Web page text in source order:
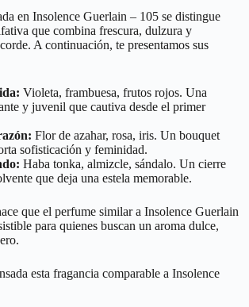
en Insolence Guerlain – 105 se distingue
que combina frescura, dulzura y
A continuación, te presentamos sus
Violeta, frambuesa, frutos rojos. Una
y juvenil que cautiva desde el primer
Flor de azahar, rosa, iris. Un bouquet
sofisticación y feminidad.
Haba tonka, almizcle, sándalo. Un cierre
que deja una estela memorable.
que el perfume similar a Insolence Guerlain
para quienes buscan un aroma dulce,
esta fragancia comparable a Insolence